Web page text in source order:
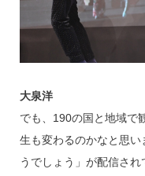
大泉洋
でも、190の国と地域で
生も変わるのかなと思
うでしょう」が配信さ